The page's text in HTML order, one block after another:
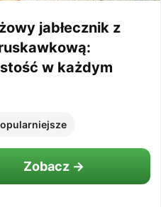
jabłecznik z
w każdym
Zobacz →